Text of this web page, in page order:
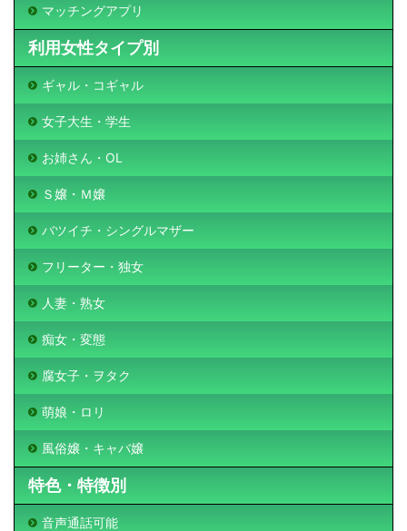
マッチングアプリ
利用女性タイプ別
ギャル・コギャル
女子大生・学生
お姉さん・OL
Ｓ嬢・Ｍ嬢
バツイチ・シングルマザー
フリーター・独女
人妻・熟女
痴女・変態
腐女子・ヲタク
萌娘・ロリ
風俗嬢・キャバ嬢
特色・特徴別
音声通話可能